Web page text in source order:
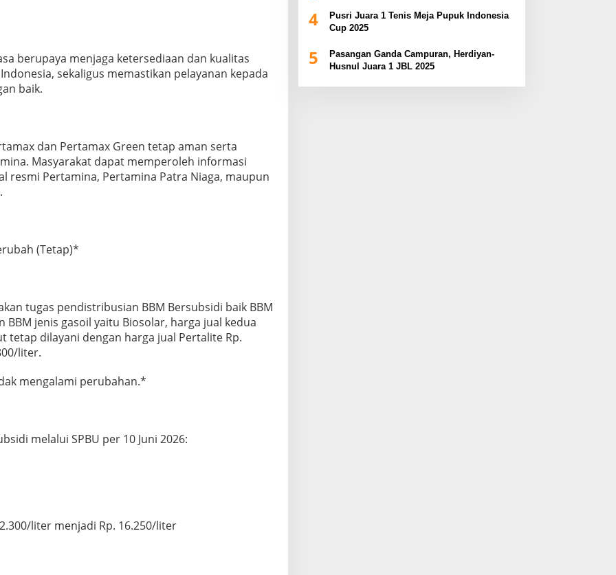
berupaya menjaga ketersediaan dan kualitas
sekaligus memastikan pelayanan kepada
baik.
dan Pertamax Green tetap aman serta
Masyarakat dapat memperoleh informasi
resmi Pertamina, Pertamina Patra Niaga, maupun
(Tetap)*
tugas pendistribusian BBM Bersubsidi baik BBM
BBM jenis gasoil yaitu Biosolar, harga jual kedua
tetap dilayani dengan harga jual Pertalite Rp.
liter.
mengalami perubahan.*
melalui SPBU per 10 Juni 2026:
liter menjadi Rp. 16.250/liter
4
Pusri Juara 1 Tenis Meja Pupuk Indonesia
Cup 2025
5
Pasangan Ganda Campuran, Herdiyan-
Husnul Juara 1 JBL 2025